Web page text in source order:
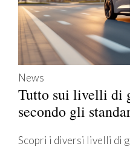
News
Tutto sui livelli di
secondo gli
Scopri i diversi livelli di